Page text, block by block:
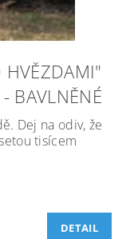
HVĚZDAMI"
BAVLNĚNÉ
Dej na odiv, že
tisícem
DETAIL